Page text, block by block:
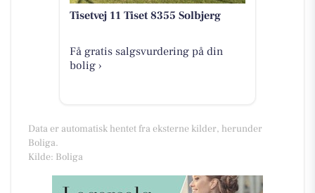
Tisetvej 11 Tiset 8355 Solbjerg
Få gratis salgsvurdering på din
bolig ›
Data er automatisk hentet fra eksterne kilder, herunder
Boliga.
Kilde: Boliga